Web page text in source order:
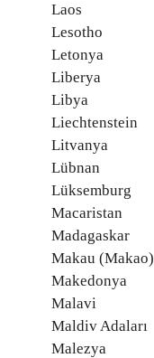
Laos
Lesotho
Letonya
Liberya
Libya
Liechtenstein
Litvanya
Lübnan
Lüksemburg
Macaristan
Madagaskar
Makau (Makao)
Makedonya
Malavi
Maldiv Adaları
Malezya